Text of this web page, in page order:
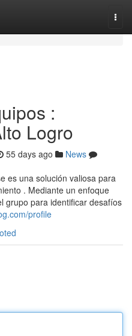
:
Logro
55 days ago
News
es una solución valiosa para
. Mediante un enfoque
grupo para identificar desafíos
profile